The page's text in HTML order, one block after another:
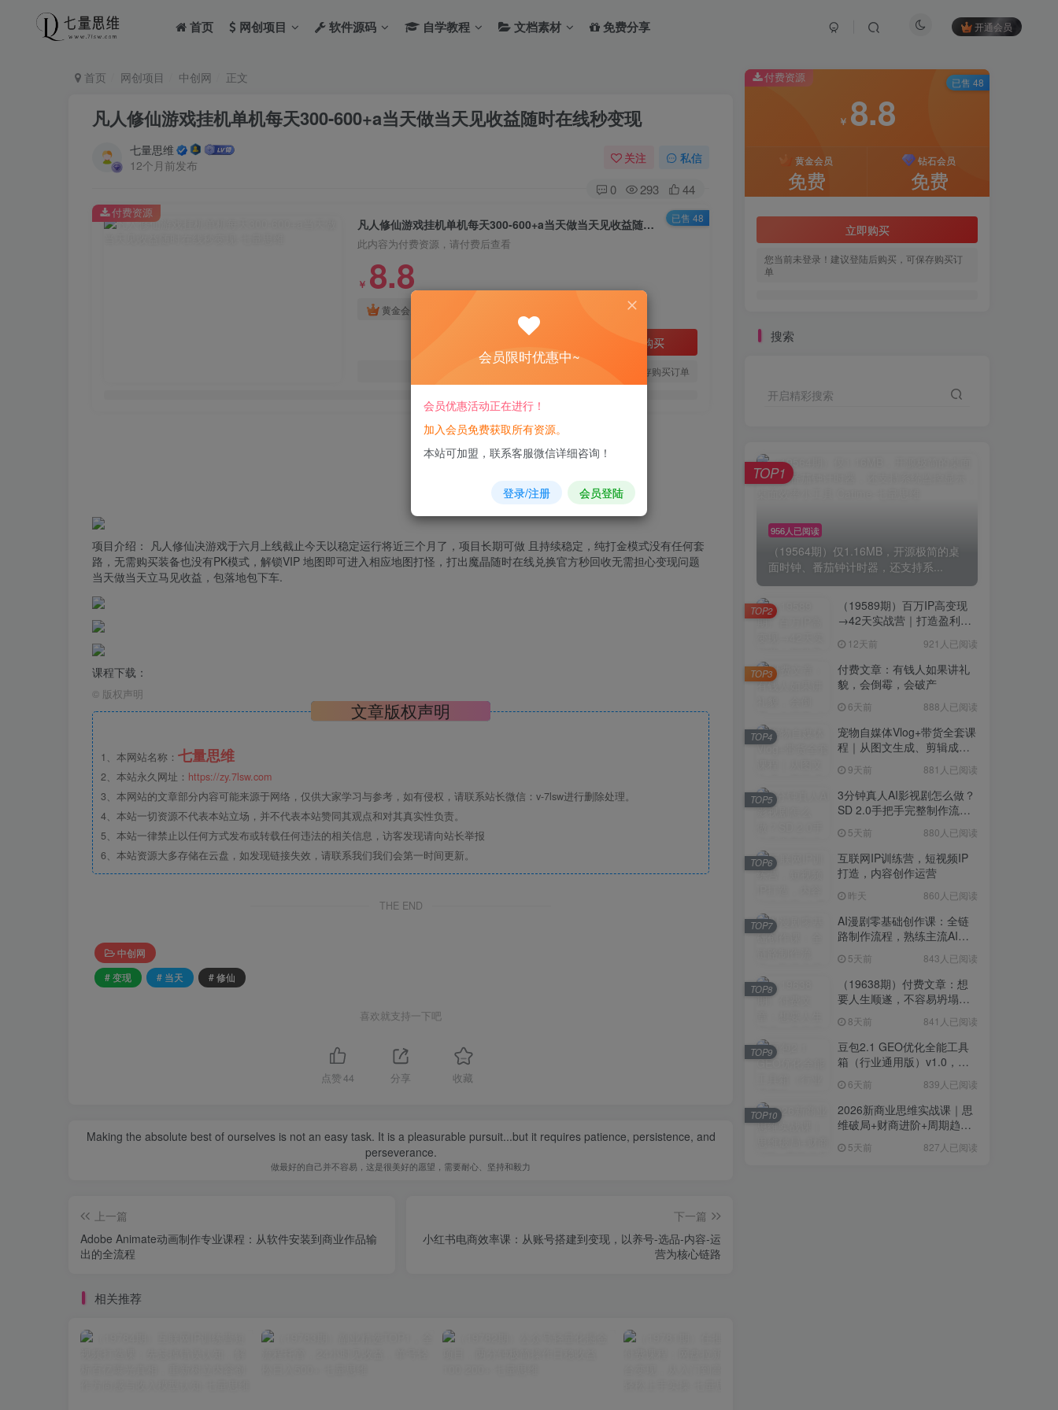
首页 网创项目 软件源码 自学教程 文档素材 免费分享 开通会员
首页 网创项目 中创网 正文
凡人修仙游戏挂机单机每天300-600+a当天做当天见收益随时在线秒变现
七量思维
12个月前发布
关注 私信
0 293 44
凡人修仙游戏挂机单机每天300-600+a当天做当天见收益随时在线秒变现
此内容为付费资源，请付费后查看
￥ 8.8
黄金会员
立即购买
您当前未登录！建议登陆后购买，可保存购买订单
付费资源 已售 48
项目介绍： 凡人修仙决游戏于六月上线截止今天以稳定运行将近三个月了，项目长期可做 且持续稳定，纯打金模式没有任何套
路，无需购买装备也没有PK模式，解锁VIP 地图即可进入相应地图打怪，打出魔晶随时在线兑换官方秒回收无需担心变现问题
当天做当天立马见收益，包落地包下车.
课程下载：
© 版权声明
文章版权声明
1、本网站名称： 七量思维
2、本站永久网址： https://zy.7lsw.com
3、本网站的文章部分内容可能来源于网络，仅供大家学习与参考，如有侵权，请联系站长微信：v-7lsw进行删除处理。
4、本站一切资源不代表本站立场，并不代表本站赞同其观点和对其真实性负责。
5、本站一律禁止以任何方式发布或转载任何违法的相关信息，访客发现请向站长举报
6、本站资源大多存储在云盘，如发现链接失效，请联系我们我们会第一时间更新。
THE END
中创网
# 变现
# 当天 # 修仙
喜欢就支持一下吧
点赞 44 分享 收藏
Making the absolute best of ourselves is not an easy task. It is a pleasurable pursuit...but it requires patience, persistence, and
perseverance.
做最好的自己并不容易，这是很美好的愿望，需要耐心、坚持和毅力
上一篇
Adobe Animate动画制作专业课程：从软件安装到商业作品输
出的全流程
下一篇
小红书电商效率课：从账号搭建到变现，以养号-选品-内容-运
营为核心链路
相关推荐
付费资源
￥ 8.8
黄金会员
免费
钻石会员
免费
立即购买
您当前未登录！建议登陆后购买，可保存购买订
单
已售 48
搜索
开启精彩搜索
956人已阅读
（19564期）仅1.16MB，开源极简的桌
面时钟、番茄钟计时器，还支持系...
TOP1
（19589期）百万IP高变现
→42天实战营｜打造盈利赚
域转化批量成交积累客户案
例
12天前 921人已阅读
TOP2
付费文章：有钱人如果讲礼
貌，会倒霉，会破产
6天前 888人已阅读
TOP3
宠物自媒体Vlog+带货全套课
程｜从图文生成、剪辑成片
9天前 881人已阅读
TOP4
3分钟真人AI影视剧怎么做？
SD 2.0手把手完整制作流程
无限生成
5天前 880人已阅读
TOP5
互联网IP训练营，短视频IP
打造，内容创作运营
昨天 860人已阅读
TOP6
AI漫剧零基础创作课：全链
路制作流程，熟练主流AI工
5天前 843人已阅读
TOP7
（19638期）付费文章：想
要人生顺遂，不容易坍塌，
8天前 841人已阅读
TOP8
豆包2.1 GEO优化全能工具
箱（行业通用版）v1.0，会
景 6天前 839人已阅读
TOP9
2026新商业思维实战课｜思
维破局+财商进阶+周期趋势
度解析全体系
5天前 827人已阅读
TOP10
会员限时优惠中~
会员优惠活动正在进行！
加入会员免费获取所有资源。
本站可加盟，联系客服微信详细咨询！
登录/注册 会员登陆